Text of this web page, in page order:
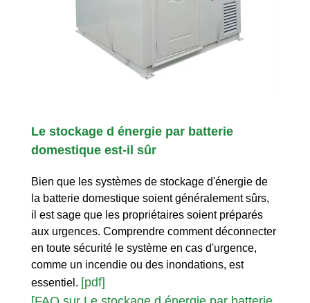
Le stockage d énergie par batterie
domestique est-il sûr
Bien que les systèmes de stockage d'énergie de
la batterie domestique soient généralement sûrs,
il est sage que les propriétaires soient préparés
aux urgences. Comprendre comment déconnecter
en toute sécurité le système en cas d'urgence,
comme un incendie ou des inondations, est
essentiel. [pdf]